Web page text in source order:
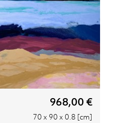
968,00 €
70 x 90 x 0.8 [cm]